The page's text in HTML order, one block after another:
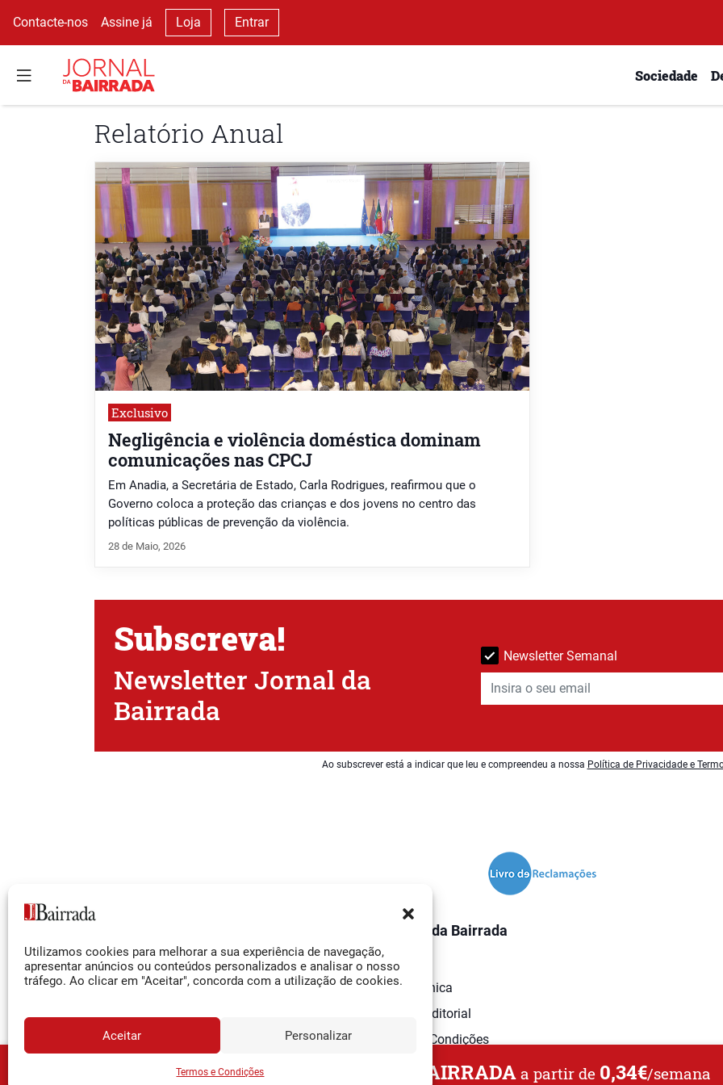
Utilizamos cookies para melhorar a sua experiência de navegação,
apresentar anúncios ou conteúdos personalizados e analisar o nosso
tráfego. Ao clicar em "Aceitar", concorda com a utilização de cookies.
Aceitar Personalizar
Termos e Condições
Contacte-nos Assine já Loja Entrar
Sociedade
Relatório Anual
Exclusivo
Negligência e violência doméstica dominam
comunicações nas CPCJ
Em Anadia, a Secretária de Estado, Carla Rodrigues, reafirmou que o
Governo coloca a proteção das crianças e dos jovens no centro das
políticas públicas de prevenção da violência.
28 de Maio, 2026
Subscreva!
Newsletter Jornal da
Bairrada
Newsletter Semanal
Ao subscrever está a indicar que leu e compreendeu a nossa Política de Privacidade e
Assine o JORNAL DA BAIRRADA a partir de 0,34€/semana
Facebook
Instagram
YouTube
O Jornal da Bairrada
Contactos
Ficha Técnica
Estatuto Editorial
Termos e Condições
© 2026 Jornal da Bairrada